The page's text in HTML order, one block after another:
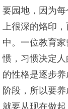
要园地，因为
上很深的烙印
中。一位教育
惯，习惯决定
的性格是逐步
阶段，所以要
就要从现在做